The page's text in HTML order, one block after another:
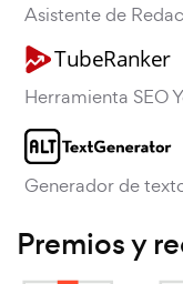
Asistente de
Herramienta SEO
Generador de
Premios y